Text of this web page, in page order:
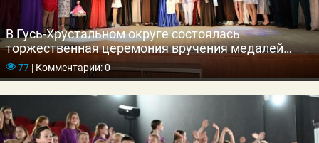
В Гусь-Хрустальном округе состоялась
торжественная церемония вручения медалей
выпускникам школ
77 |Комментарии: 0